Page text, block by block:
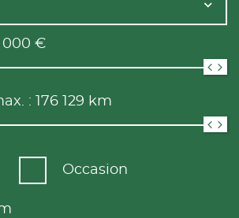
000 €
: 176 129 km
Occasion